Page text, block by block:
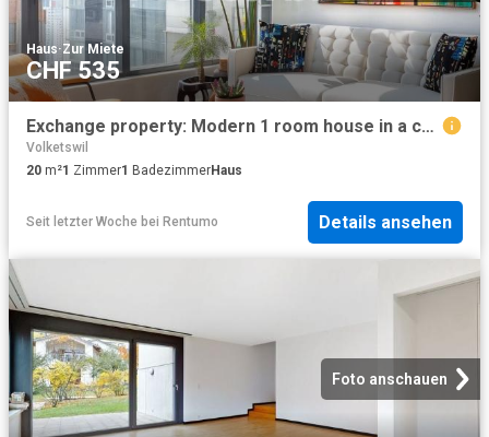
Haus·Zur Miete
CHF 535
Exchange property: Modern 1 room house in a central location in Zurich
Volketswil
20 m²1 Zimmer1 BadezimmerHaus
Seit letzter Woche bei Rentumo Details ansehen
Foto anschauen